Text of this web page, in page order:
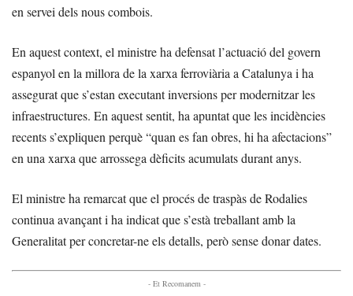
en servei dels nous combois.
En aquest context, el ministre ha defensat l’actuació del govern
espanyol en la millora de la xarxa ferroviària a Catalunya i ha
assegurat que s’estan executant inversions per modernitzar les
infraestructures. En aquest sentit, ha apuntat que les incidències
recents s’expliquen perquè “quan es fan obres, hi ha afectacions”
en una xarxa que arrossega dèficits acumulats durant anys.
El ministre ha remarcat que el procés de traspàs de Rodalies
continua avançant i ha indicat que s’està treballant amb la
Generalitat per concretar-ne els detalls, però sense donar dates.
- Et Recomanem -